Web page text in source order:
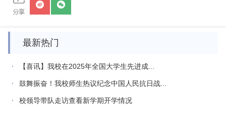
最新热门
【喜讯】我校在2025年全国大学生先进成...
鼓舞振奋！我校师生热议纪念中国人民抗日战...
校领导带队走访查看新学期开学情况